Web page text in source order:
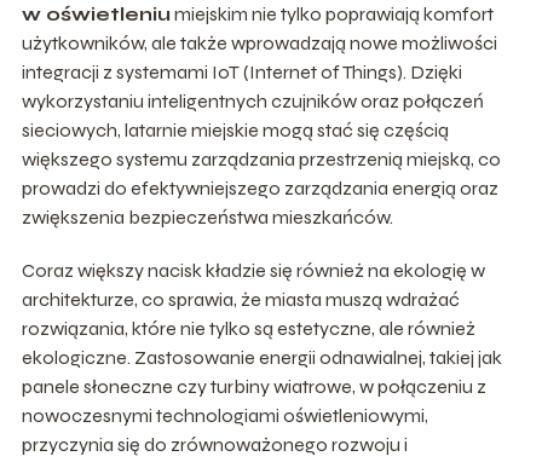
w oświetleniu miejskim nie tylko poprawiają komfort
użytkowników, ale także wprowadzają nowe możliwości
integracji z systemami IoT (Internet of Things). Dzięki
wykorzystaniu inteligentnych czujników oraz połączeń
sieciowych, latarnie miejskie mogą stać się częścią
większego systemu zarządzania przestrzenią miejską, co
prowadzi do efektywniejszego zarządzania energią oraz
zwiększenia bezpieczeństwa mieszkańców.
Coraz większy nacisk kładzie się również na ekologię w
architekturze, co sprawia, że miasta muszą wdrażać
rozwiązania, które nie tylko są estetyczne, ale również
ekologiczne. Zastosowanie energii odnawialnej, takiej jak
panele słoneczne czy turbiny wiatrowe, w połączeniu z
nowoczesnymi technologiami oświetleniowymi,
przyczynia się do zrównoważonego rozwoju i